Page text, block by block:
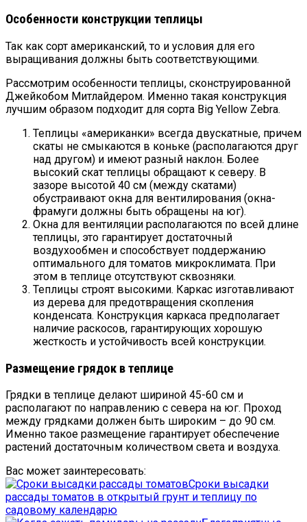
Особенности конструкции теплицы
Так как сорт американский, то и условия для его
выращивания должны быть соответствующими.
Рассмотрим особенности теплицы, сконструированной
Джейкобом Митлайдером. Именно такая конструкция
лучшим образом подходит для сорта Big Yellow Zebra.
Теплицы «американки» всегда двускатные, причем
скаты не смыкаются в коньке (располагаются друг
над другом) и имеют разный наклон. Более
высокий скат теплицы обращают к северу. В
зазоре высотой 40 см (между скатами)
обустраивают окна для вентилирования (окна-
фрамуги должны быть обращены на юг).
Окна для вентиляции располагаются по всей длине
теплицы, это гарантирует достаточный
воздухообмен и способствует поддержанию
оптимального для томатов микроклимата. При
этом в теплице отсутствуют сквозняки.
Теплицы строят высокими. Каркас изготавливают
из дерева для предотвращения скопления
конденсата. Конструкция каркаса предполагает
наличие раскосов, гарантирующих хорошую
жесткость и устойчивость всей конструкции.
Размещение грядок в теплице
Грядки в теплице делают шириной 45-60 см и
располагают по направлению с севера на юг. Проход
между грядками должен быть широким – до 90 см.
Именно такое размещение гарантирует обеспечение
растений достаточным количеством света и воздуха.
Вас может заинтересовать:
Сроки высадки
рассады томатов в открытый грунт и теплицу по
садовому календарю